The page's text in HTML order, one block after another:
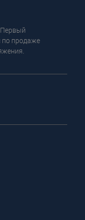
Первый
по продаже